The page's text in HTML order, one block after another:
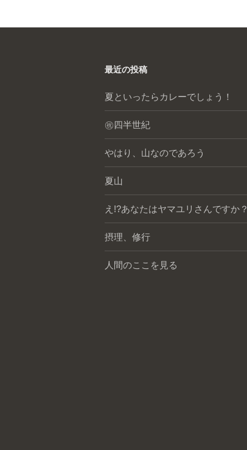
最近の投稿
夏といったらカレーでしょう！
㊗️四半世紀
やはり、山なのであろう
夏山
え!?あなたはヤマユリさんですか？
摂理、修行
人間のここを見る